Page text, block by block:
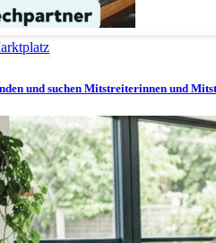
und suchen Mitstreiterinnen und